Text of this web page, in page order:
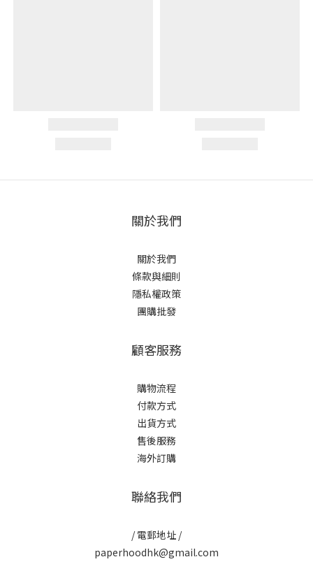
關於我們
關於我們
條款與細則
隱私權政策
團購批發
顧客服務
購物流程
付款方式
出貨方式
售後服務
海外訂購
聯絡我們
/ 電郵地址 /
paperhoodhk@gmail.com